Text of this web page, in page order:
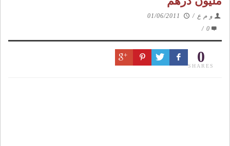
و م ع /
01/06/2011
0
/
0
SHARES